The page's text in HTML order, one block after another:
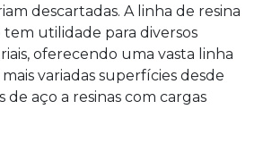
descartadas. A linha de resina
utilidade para diversos
oferecendo uma vasta linha
variadas superfícies desde
de aço a resinas com cargas